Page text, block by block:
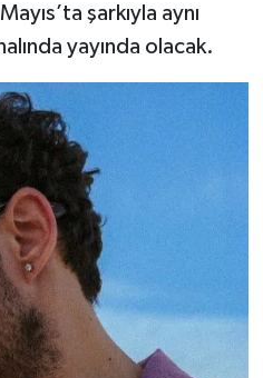
şarkıyla aynı
yayında olacak.